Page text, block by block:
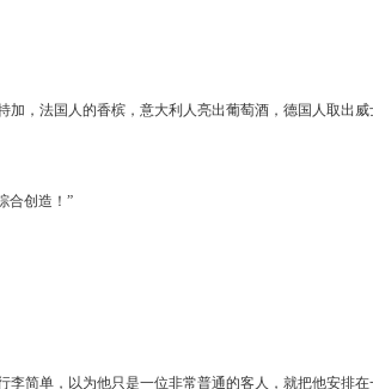
，法国人的香槟，意大利人亮出葡萄酒，德国人取出威
合创造！”
简单，以为他只是一位非常普通的客人，就把他安排